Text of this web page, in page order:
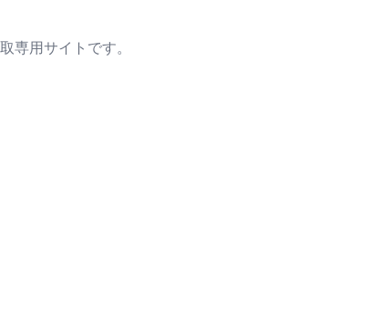
専用サイトです。